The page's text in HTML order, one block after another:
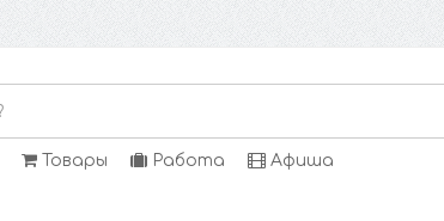
Товары Работа Афиша